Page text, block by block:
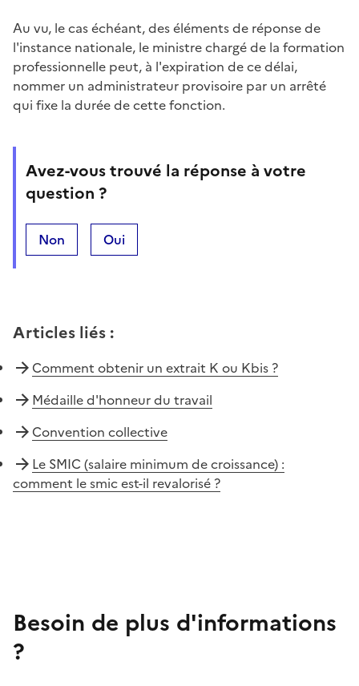
Au vu, le cas échéant, des éléments de réponse de
l'instance nationale, le ministre chargé de la formation
professionnelle peut, à l'expiration de ce délai,
nommer un administrateur provisoire par un arrêté
qui fixe la durée de cette fonction.
Avez-vous trouvé la réponse à votre
question ?
Non Oui
Articles liés :
Comment obtenir un extrait K ou Kbis ?
Médaille d'honneur du travail
Convention collective
Le SMIC (salaire minimum de croissance) :
comment le smic est-il revalorisé ?
Besoin de plus d'informations
?